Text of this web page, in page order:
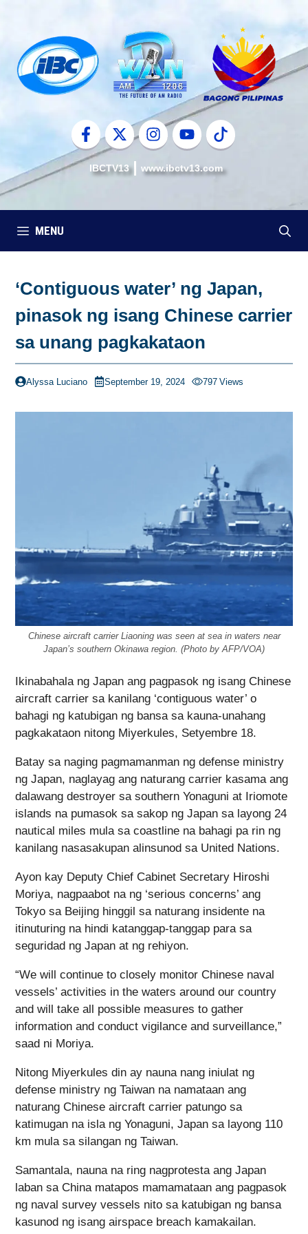
content
IBCTV13 www.ibctv13.com
MENU
‘Contiguous water’ ng Japan,
pinasok ng isang Chinese carrier
sa unang pagkakataon
Alyssa Luciano September 19, 2024 797 Views
Chinese aircraft carrier Liaoning was seen at sea in waters near
Japan’s southern Okinawa region. (Photo by AFP/VOA)
Ikinabahala ng Japan ang pagpasok ng isang Chinese
aircraft carrier sa kanilang ‘contiguous water’ o
bahagi ng katubigan ng bansa sa kauna-unahang
pagkakataon nitong Miyerkules, Setyembre 18.
Batay sa naging pagmamanman ng defense ministry
ng Japan, naglayag ang naturang carrier kasama ang
dalawang destroyer sa southern Yonaguni at Iriomote
islands na pumasok sa sakop ng Japan sa layong 24
nautical miles mula sa coastline na bahagi pa rin ng
kanilang nasasakupan alinsunod sa United Nations.
Ayon kay Deputy Chief Cabinet Secretary Hiroshi
Moriya, nagpaabot na ng ‘serious concerns’ ang
Tokyo sa Beijing hinggil sa naturang insidente na
itinuturing na hindi katanggap-tanggap para sa
seguridad ng Japan at ng rehiyon.
“We will continue to closely monitor Chinese naval
vessels’ activities in the waters around our country
and will take all possible measures to gather
information and conduct vigilance and surveillance,”
saad ni Moriya.
Nitong Miyerkules din ay nauna nang iniulat ng
defense ministry ng Taiwan na namataan ang
naturang Chinese aircraft carrier patungo sa
katimugan na isla ng Yonaguni, Japan sa layong 110
km mula sa silangan ng Taiwan.
Samantala, nauna na ring nagprotesta ang Japan
laban sa China matapos mamamataan ang pagpasok
ng naval survey vessels nito sa katubigan ng bansa
kasunod ng isang airspace breach kamakailan.